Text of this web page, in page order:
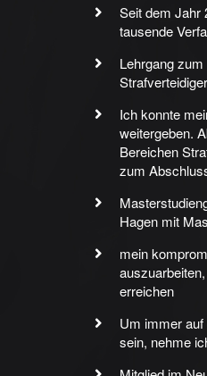
Seit dem Jahr
tausende
Lehrgang
Strafverteidiger
Ich konnte
weitergeben.
Bereichen
zum
Hagen mit
mein
erreichen
Um immer
sein, nehme